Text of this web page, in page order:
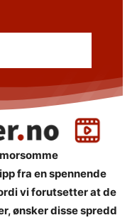
fra en spennende
vi forutsetter at de
ønsker disse spredd